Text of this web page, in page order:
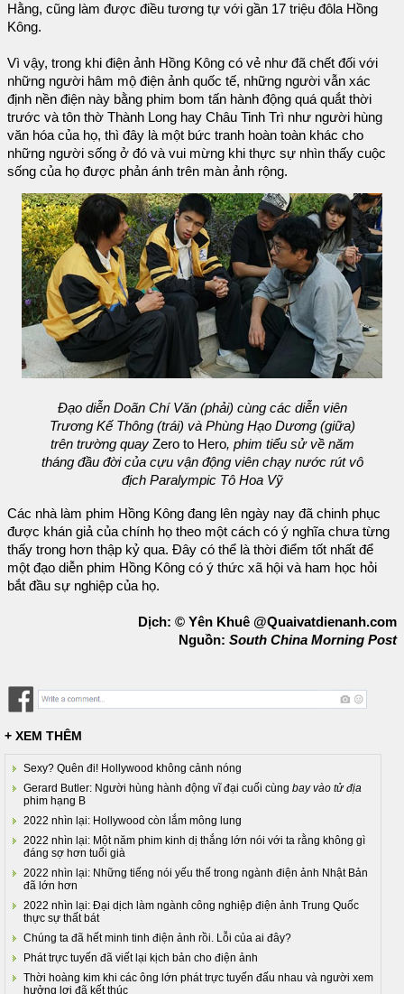
Hằng, cũng làm được điều tương tự với gần 17 triệu đôla Hồng
Kông.
Vì vậy, trong khi điện ảnh Hồng Kông có vẻ như đã chết đối với
những người hâm mộ điện ảnh quốc tế, những người vẫn xác
định nền điện này bằng phim bom tấn hành động quá quắt thời
trước và tôn thờ Thành Long hay Châu Tinh Trì như người hùng
văn hóa của họ, thì đây là một bức tranh hoàn toàn khác cho
những người sống ở đó và vui mừng khi thực sự nhìn thấy cuộc
sống của họ được phản ánh trên màn ảnh rộng.
Đạo diễn Doãn Chí Văn (phải) cùng các diễn viên
Trương Kế Thông (trái) và Phùng Hạo Dương (giữa)
trên trường quayZero to Hero, phim tiểu sử về năm
tháng đầu đời của cựu vận động viên chạy nước rút vô
địch Paralympic Tô Hoa Vỹ
Các nhà làm phim Hồng Kông đang lên ngày nay đã chinh phục
được khán giả của chính họ theo một cách có ý nghĩa chưa từng
thấy trong hơn thập kỷ qua. Đây có thể là thời điểm tốt nhất để
một đạo diễn phim Hồng Kông có ý thức xã hội và ham học hỏi
bắt đầu sự nghiệp của họ.
Dịch: © Yên Khuê @Quaivatdienanh.com
Nguồn: South China Morning Post
+ XEM THÊM
Sexy? Quên đi! Hollywood không cảnh nóng
Gerard Butler: Người hùng hành động vĩ đại cuối cùng bay vào tử địa
phim hạng B
2022 nhìn lại: Hollywood còn lắm mông lung
2022 nhìn lại: Một năm phim kinh dị thắng lớn nói với ta rằng không gì
đáng sợ hơn tuổi già
2022 nhìn lại: Những tiếng nói yếu thế trong ngành điện ảnh Nhật Bản
đã lớn hơn
2022 nhìn lại: Đại dịch làm ngành công nghiệp điện ảnh Trung Quốc
thực sự thất bát
Chúng ta đã hết minh tinh điện ảnh rồi. Lỗi của ai đây?
Phát trực tuyến đã viết lại kịch bản cho điện ảnh
Thời hoàng kim khi các ông lớn phát trực tuyến đấu nhau và người xem
hưởng lợi đã kết thúc